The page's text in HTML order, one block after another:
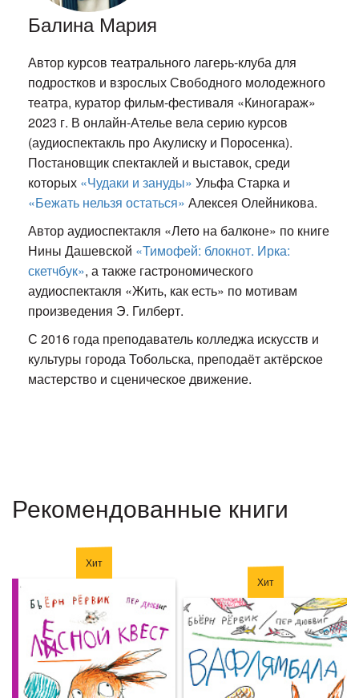
Балина Мария
Автор курсов театрального лагерь-клуба для
подростков и взрослых Свободного молодежного
театра, куратор фильм-фестиваля «Киногараж»
2023 г. В онлайн-Ателье вела серию курсов
(аудиоспектакль про Акулиску и Поросенка).
Постановщик спектаклей и выставок, среди
которых «Чудаки и зануды» Ульфа Старка и
«Бежать нельзя остаться» Алексея Олейникова.
Автор аудиоспектакля «Лето на балконе» по книге
Нины Дашевской «Тимофей: блокнот. Ирка:
скетчбук», а также гастрономического
аудиоспектакля «Жить, как есть» по мотивам
произведения Э. Гилберт.
С 2016 года преподаватель колледжа искусств и
культуры города Тобольска, преподаёт актёрское
мастерство и сценическое движение.
Рекомендованные книги
Хит
Хит